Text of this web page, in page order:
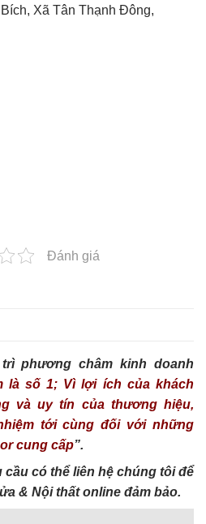
Xã Tân Thạnh Đông,
Đánh giá
phương châm kinh doanh
là số 1; Vì lợi ích của khách
và uy tín của thương hiệu,
tới cùng đối với những
cung cấp”.
có thể liên hệ chúng tôi để
& Nội thất online đảm bảo.